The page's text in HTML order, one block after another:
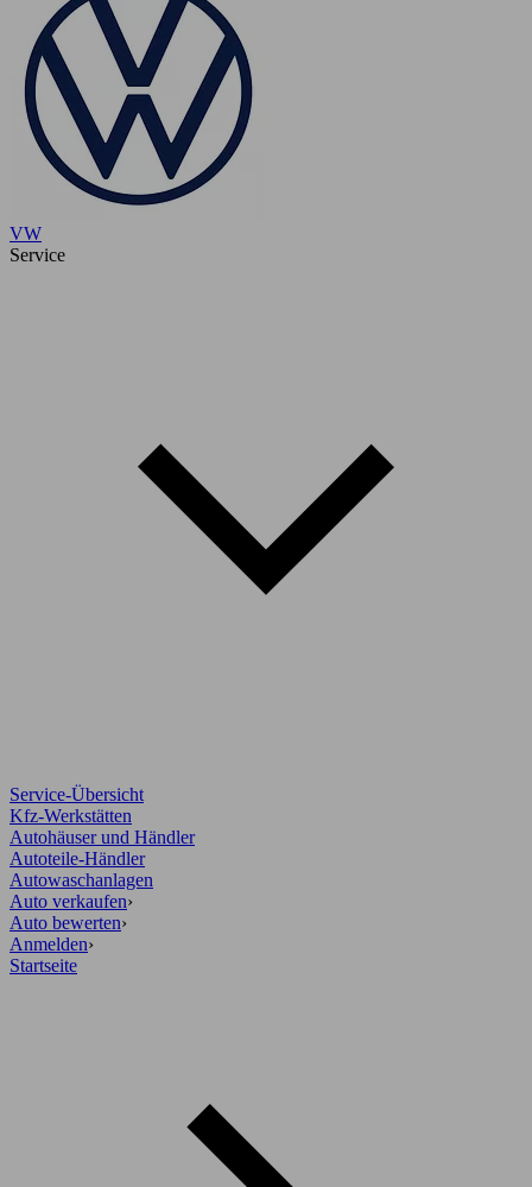
VW
Service
Service-Übersicht
Kfz-Werkstätten
Autohäuser und Händler
Autoteile-Händler
Autowaschanlagen
Auto verkaufen›
Auto bewerten›
Anmelden›
Startseite